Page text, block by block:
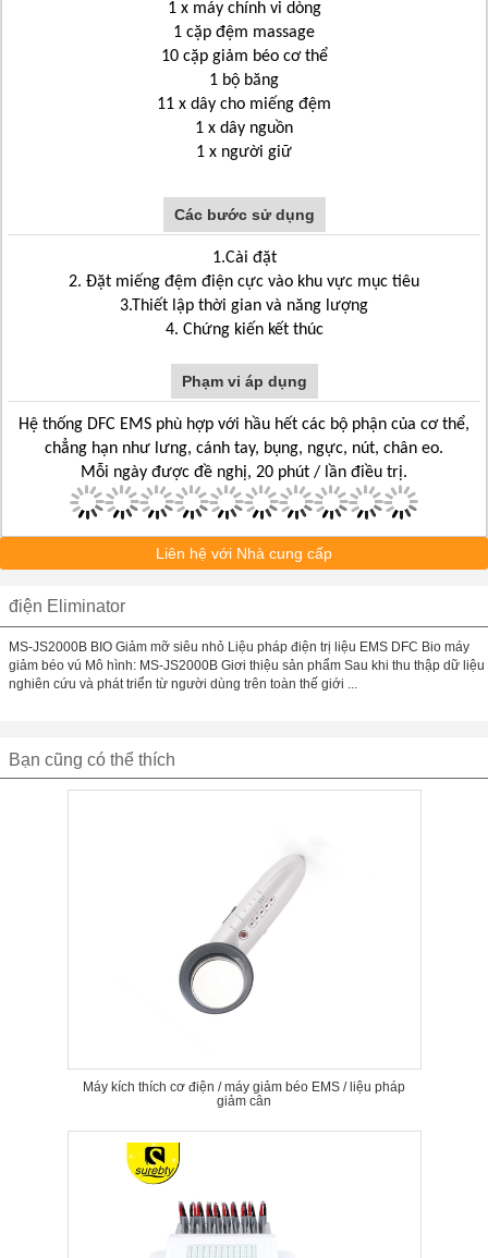
1 x máy chính vi dòng
1 cặp đệm massage
10 cặp giảm béo cơ thể
1 bộ băng
11 x dây cho miếng đệm
1 x dây nguồn
1 x người giữ
Các bước sử dụng
1.Cài đặt
2. Đặt miếng đệm điện cực vào khu vực mục tiêu
3.Thiết lập thời gian và năng lượng
4. Chứng kiến ​​kết thúc
Phạm vi áp dụng
Hệ thống DFC EMS phù hợp với hầu hết các bộ phận của cơ thể,
chẳng hạn như lưng, cánh tay, bụng, ngực, nút, chân eo.
Mỗi ngày được đề nghị, 20 phút / lần điều trị.
Liên hệ với Nhà cung cấp
điện Eliminator
MS-JS2000B BIO Giảm mỡ siêu nhỏ Liệu pháp điện trị liệu EMS DFC Bio máy
giảm béo vú Mô hình: MS-JS2000B Giơi thiệu sản phẩm Sau khi thu thập dữ liệu
nghiên cứu và phát triển từ người dùng trên toàn thế giới ...
Bạn cũng có thể thích
Máy kích thích cơ điện / máy giảm béo EMS / liệu pháp
giảm cân